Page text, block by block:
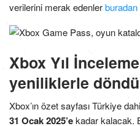
verilerini merak edenlerburadan
Xbox Yıl
yeniliklerle
Xbox’ın özet sayfası Türkiye
31 Ocak 2025’ekadar kalacak.